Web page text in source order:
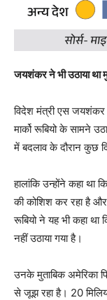
जयशंकर ने भी उठाया था
विदेश मंत्री एस जयशंकर
मार्को रूबियो के सामने
में बदलाव के दौरान कुछ
हालांकि उन्होंने कहा था
की कोशिश कर रहा है
रूबियो ने यह भी कहा था
नहीं उठाया गया है।
उनके मुताबिक अमेरिका
से जूझ रहा है। 20